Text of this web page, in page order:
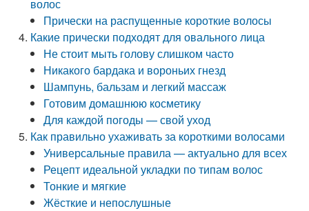
волос
Прически на распущенные короткие волосы
Какие прически подходят для овального лица
Не стоит мыть голову слишком часто
Никакого бардака и вороньих гнезд
Шампунь, бальзам и легкий массаж
Готовим домашнюю косметику
Для каждой погоды — свой уход
Как правильно ухаживать за короткими волосами
Универсальные правила — актуально для всех
Рецепт идеальной укладки по типам волос
Тонкие и мягкие
Жёсткие и непослушные